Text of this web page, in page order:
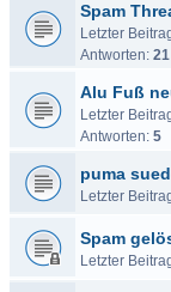
Spam
Letzter
Antworten: 21
Alu Fuß
Letzter
Antworten: 5
puma
Letzter
Spam
Letzter